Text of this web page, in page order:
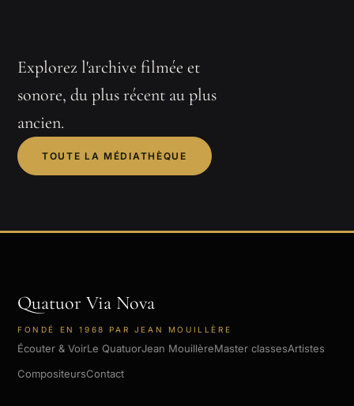
Explorez l'archive filmée et
sonore, du plus récent au plus
ancien.
TOUTE LA MÉDIATHÈQUE
Quatuor Via Nova
FONDÉ EN 1968 PAR JEAN MOUILLÈRE
Écouter & VoirLe QuatuorJean MouillèreMaster classesArtistes
CompositeursContact